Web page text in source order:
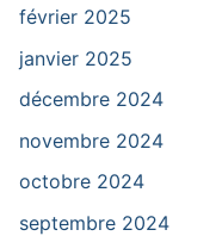
février 2025
janvier 2025
décembre 2024
novembre 2024
octobre 2024
septembre 2024